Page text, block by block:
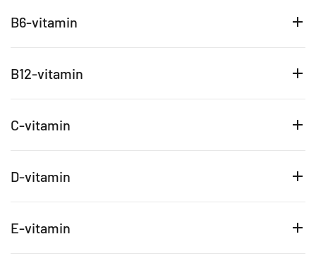
B6-vitamin
B12-vitamin
C-vitamin
D-vitamin
E-vitamin